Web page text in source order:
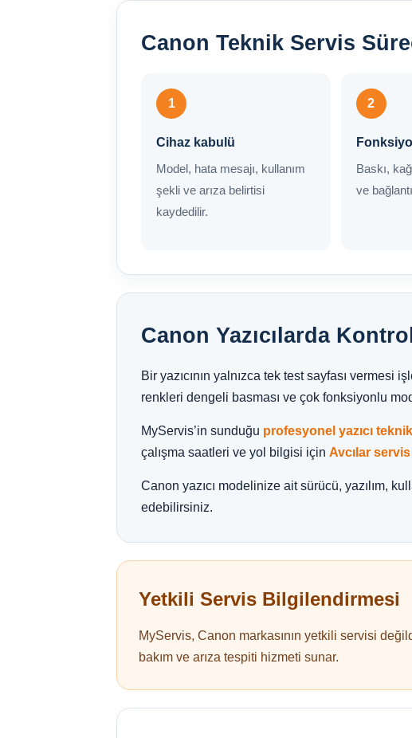
Canon Teknik Servis
1
Cihaz kabulü
Model, hata mesajı, kullanım
şekli ve arıza belirtisi
kaydedilir.
2
Baskı,
ve
Canon Yazıcılarda
Bir yazıcının yalnızca tek test sayfası vermesi
renkleri dengeli basması ve çok fonksiyonlu
MyServis’in sunduğu profesyonel yazıcı
çalışma saatleri ve yol bilgisi için Avcılar
Canon yazıcı modelinize ait sürücü, yazılım,
edebilirsiniz.
Yetkili Servis Bilgilendirmesi
MyServis, Canon markasının yetkili servisi
bakım ve arıza tespiti hizmeti sunar.